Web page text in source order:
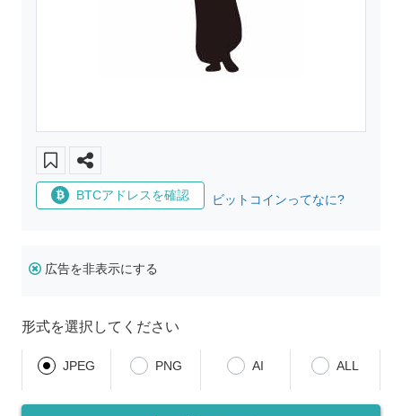
BTCアドレスを確認 ビットコインってなに?
広告を非表示にする
形式を選択してください
JPEG PNG AI ALL